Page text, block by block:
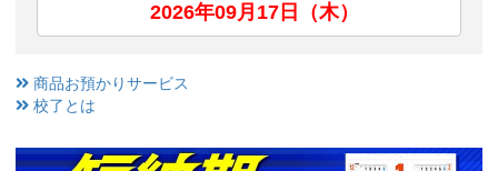
2026年09月17日（木）
商品お預かりサービス
校了とは